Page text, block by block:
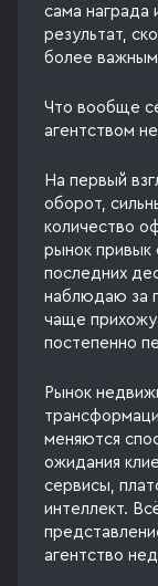
сама награда
результат,
более
Что вообще
агентством
На первый
оборот,
количество
рынок привык
последних
наблюдаю за
чаще прихожу
постепенно
Рынок
меняются
ожидания
сервисы,
интеллект.
агентство